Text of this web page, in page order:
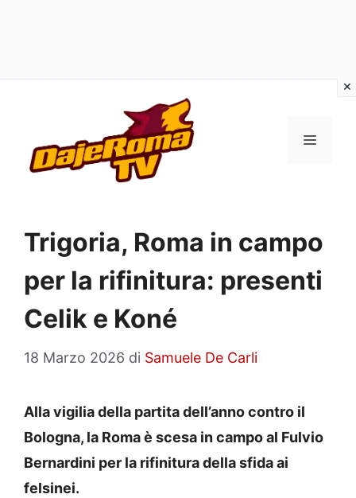
contenuto
MENU
Trigoria, Roma in campo
per la rifinitura: presenti
Celik e Koné
18 Marzo 2026 di Samuele De Carli
Alla vigilia della partita dell’anno contro il
Bologna, la Roma è scesa in campo al Fulvio
Bernardini per la rifinitura della sfida ai
felsinei.